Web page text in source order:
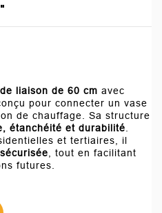
liaison de 60 cm avec
pour connecter un vase
de chauffage. Sa structure
étanchéité et durabilité.
et tertiaires, il
, tout en facilitant
futures.